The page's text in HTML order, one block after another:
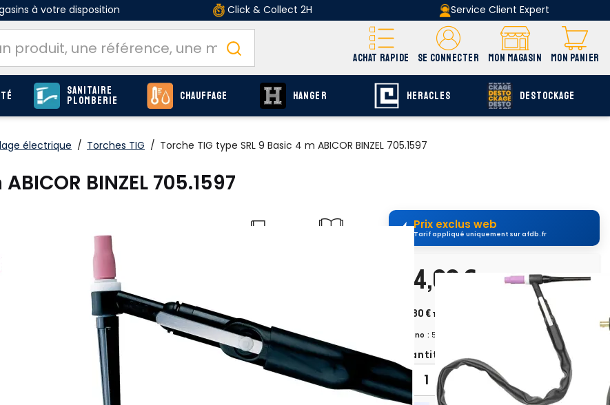
à votre disposition Click & Collect 2H Service Client Expert
ACHAT RAPIDE SE CONNECTER MON MAGASIN MON PANIER
Sanitaire
Plomberie Chauffage HANGER HERACLES DESTOCKAGE
électrique / Torches TIG / Torche TIG type SRL 9 Basic 4 m ABICOR BINZEL 705.1597
BINZEL 705.1597
1 option :
Longueur faisceau :
4 m
Prix exclus web
Tarif appliqué uniquement sur afdb.fr
134,00 €
160,80 € TTC
Chrono : 587698
Quantité:
+
-